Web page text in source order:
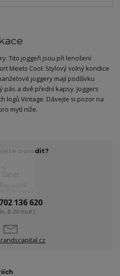
Tito joggeři jsou při lenošení
Meets Cool: Stylový volný kondice
joggery mají podšívku
a dvě přední kapsy. Joggers
logů Vintage. Dávejte si pozor na
mytí níže.
poradit?
136 620
8-20 hod.)